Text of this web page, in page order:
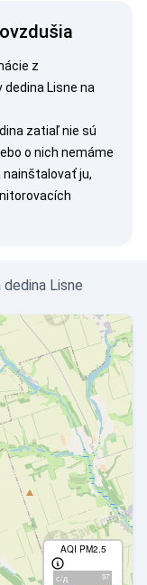
z
Lisne na
zatiaľ nie sú
o nich nemáme
nainštalovať ju,
Lisne
AQI PM2.5
с/д 97